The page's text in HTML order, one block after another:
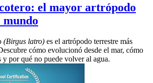
el mayor artrópodo
(Birgus latro) es el artrópodo terrestre más
cómo evolucionó desde el mar, cómo
y por qué no puede volver al agua.